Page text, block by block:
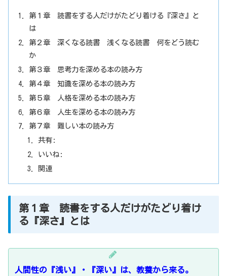
第１章 読書をする人だけがたどり着ける『深さ』と
は
第２章 深くなる読書 浅くなる読書 何をどう読む
か
第３章 思考力を深める本の読み方
第４章 知識を深める本の読み方
第５章 人格を深める本の読み方
第６章 人生を深める本の読み方
第７章 難しい本の読み方
共有:
いいね:
関連
第１章 読書をする人だけがたどり着け
る『深さ』とは
人間性の『浅い』・『深い』は、教養から来る。